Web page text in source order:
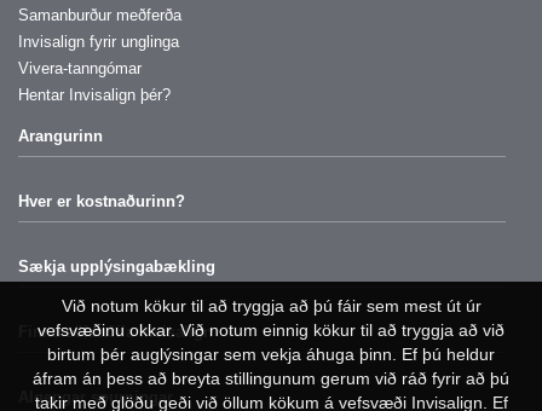
Samanburður meðferða
Invisalign fyrir unglinga
Vivera-tanngómar
Hentar Invisalign þér?
Árangurinn
Hver er kostnaðurinn?
Sækja upplýsingabækling
Finna söluaðila Invisalign
Algengar spurningar
Við notum kökur til að tryggja að þú fáir sem mest út úr
vefsvæðinu okkar. Við notum einnig kökur til að tryggja að við
birtum þér auglýsingar sem vekja áhuga þinn. Ef þú heldur
áfram án þess að breyta stillingunum gerum við ráð fyrir að þú
takir með glöðu geði við öllum kökum á vefsvæði Invisalign. Ef